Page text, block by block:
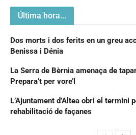
Última hora...
Dos morts i dos ferits en un greu
Benissa i Dénia
La Serra de Bèrnia amenaça de
Prepara’t per vore’l
L’Ajuntament d’Altea obri el termini
rehabilitació de façanes